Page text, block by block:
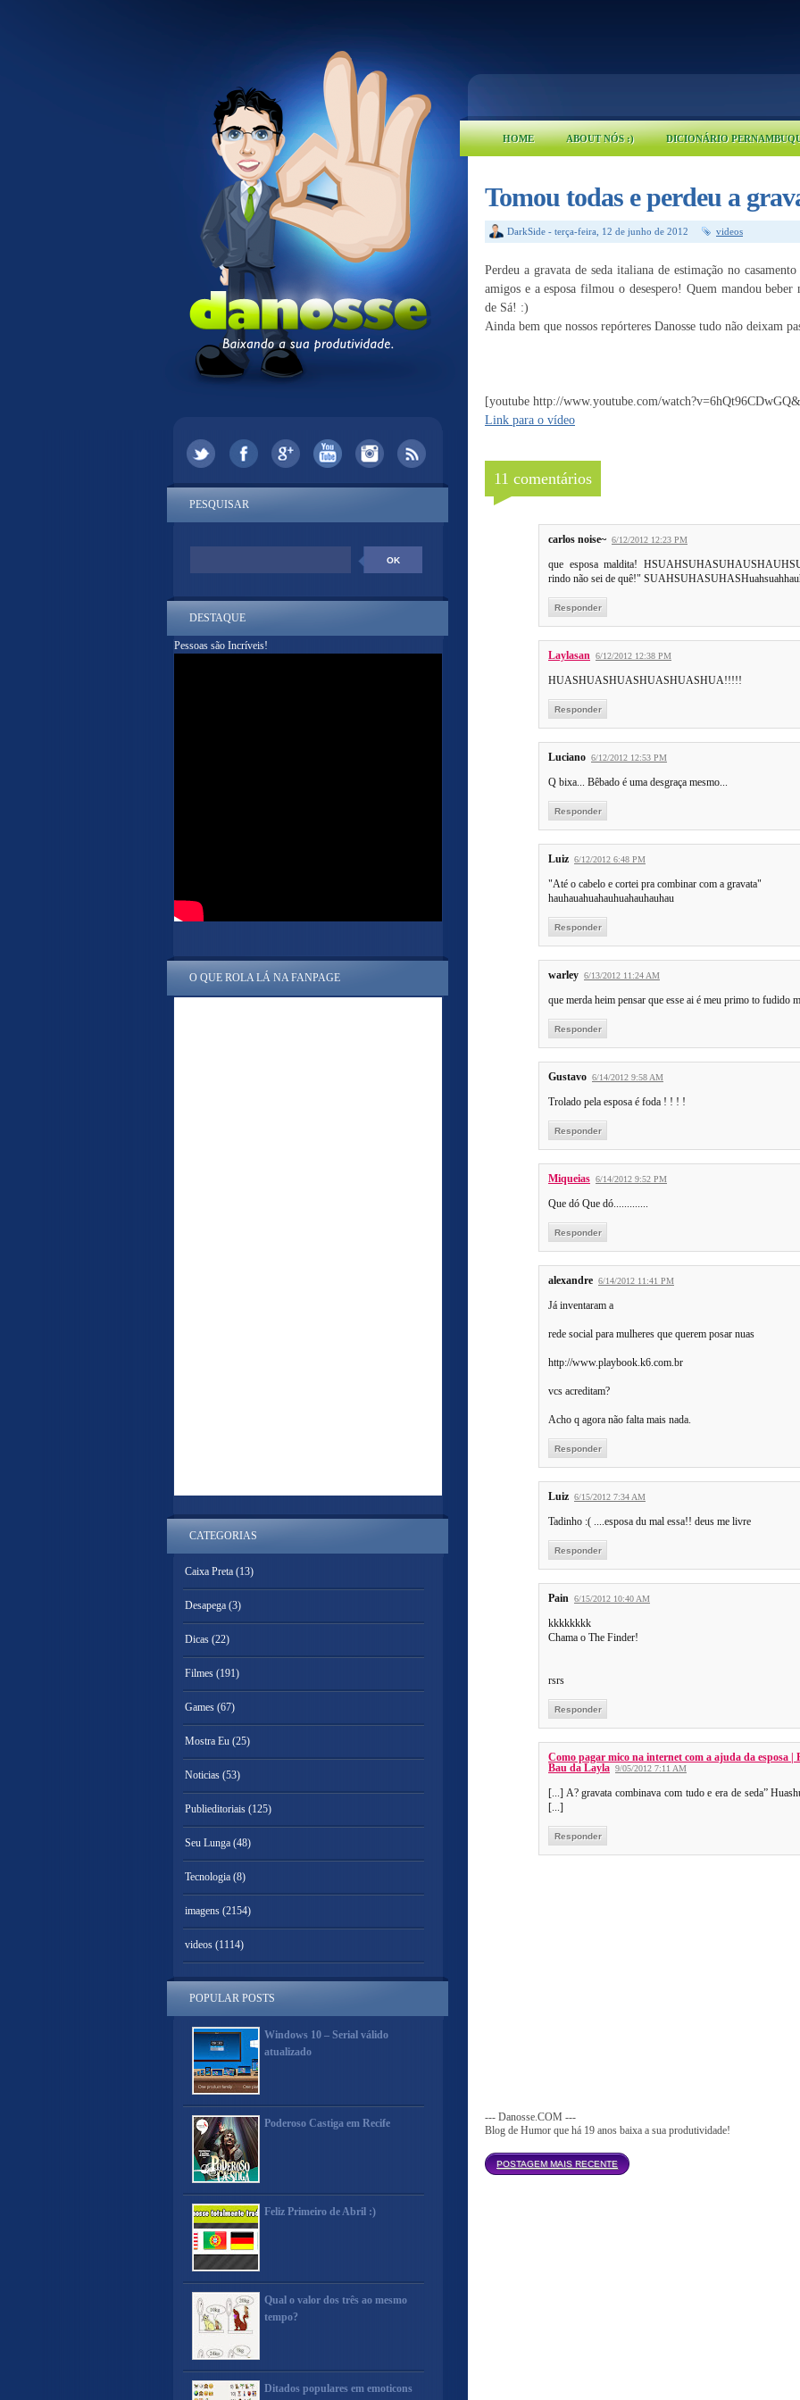
HOME ABOUT NÓS :) DICIONÁRIO
Tomou todas e perdeu a
DarkSide - terça-feira, 12 de junho de 2012 videos
Perdeu a gravata de seda italiana de estimação no
amigos e a esposa filmou o desespero! Quem mandou
de Sá! :)
Ainda bem que nossos repórteres Danosse tudo não deixam
[youtube http://www.youtube.com/
Link para o vídeo
11 comentários
carlos noise~ 6/12/2012 12:23 PM
que esposa maldita!
rindo não sei de quê!"
Responder
Laylasan 6/12/2012 12:38 PM
HUASHUASHUASHUASHUASHUA!!!!!
Responder
Luciano 6/12/2012 12:53 PM
Q bixa... Bêbado é uma desgraça mesmo...
Responder
Luiz 6/12/2012 6:48 PM
"Até o cabelo e cortei pra combinar com a gravata"
hauhauahuahauhuahauhauhau
Responder
warley 6/13/2012 11:24 AM
que merda heim pensar que esse ai é meu primo to fudido
Responder
Gustavo 6/14/2012 9:58 AM
Trolado pela esposa é foda ! ! ! !
Responder
Miqueias 6/14/2012 9:52 PM
Que dó Que dó.............
Responder
alexandre 6/14/2012 11:41 PM
Já inventaram a
rede social para mulheres que querem posar nuas
http://www.playbook.k6.com.br
vcs acreditam?
Acho q agora não falta mais nada.
Responder
Luiz 6/15/2012 7:34 AM
Tadinho :( ....esposa du mal essa!! deus me livre
Responder
Pain 6/15/2012 10:40 AM
kkkkkkkk
Chama o The Finder!
rsrs
Responder
Como pagar mico na internet com a ajuda da esposa |
Bau da Layla 9/05/2012 7:11 AM
[...] A? gravata combinava com tudo e era de seda”
[...]
Responder
--- Danosse.COM ---
Blog de Humor que há 19 anos baixa a sua produtividade!
POSTAGEM MAIS RECENTE
PESQUISAR
DESTAQUE
Pessoas são Incríveis!
O QUE ROLA LÁ NA FANPAGE
CATEGORIAS
Caixa Preta (13)
Desapega (3)
Dicas (22)
Filmes (191)
Games (67)
Mostra Eu (25)
Noticias (53)
Publieditoriais (125)
Seu Lunga (48)
Tecnologia (8)
imagens (2154)
videos (1114)
POPULAR POSTS
Windows 10 – Serial válido
atualizado
Poderoso Castiga em Recife
Feliz Primeiro de Abril :)
Qual o valor dos três ao mesmo
tempo?
Ditados populares em emoticons